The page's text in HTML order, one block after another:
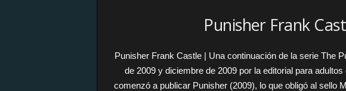
Punisher Frank
Punisher Frank Castle | Una continuación de la serie The
de 2009 y diciembre de 2009 por la editorial para
comenzó a publicar Punisher (2009), lo que obligó al sello